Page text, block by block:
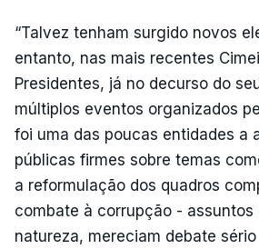
“Talvez tenham surgido novos
entanto, nas mais recentes
Presidentes, já no decurso do
múltiplos eventos organizados
foi uma das poucas entidades a
públicas firmes sobre temas
a reformulação dos quadros
combate à corrupção - assuntos
natureza, mereciam debate